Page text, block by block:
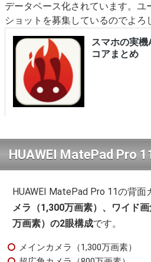
データベース化されています。ユ
ショットを募集しているのでよろ
HUAWEI MatePad Pro
HUAWEI MatePad Pro 11の背面
メラ（1,300万画素）、ワイド
万画素）の2眼構成です。
メインカメラ（1,300万画素）